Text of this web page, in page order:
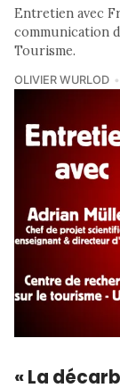
Entretien avec
communication
Tourisme.
OLIVIER WURLOD
« La